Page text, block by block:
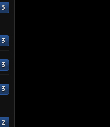
3
3
3
3
2